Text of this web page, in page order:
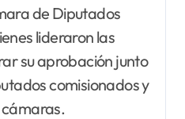
de Diputados
lideraron las
su aprobación junto
comisionados y